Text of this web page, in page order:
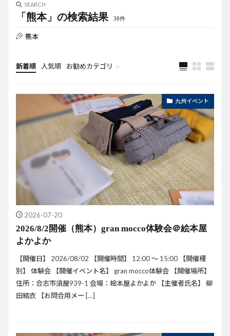
SEARCH
「熊本」の検索結果 38件
熊本
新着順 人気順 お勧めカテゴリ
イベント
おんぶの日マルシェ
九州イベント
2026-07-20
2026/8/2開催（熊本）gran mocco体験会＠絵本屋
よかよか
【開催日】 2026/08/02 【開催時間】 12:00 ～ 15:00 【開催種
別】 体験会 【開催イベント名】 gran mocco体験会 【開催場所】
住所：合志市須屋939-1 会場：絵本屋よかよか 【主催者氏名】 柳
田結衣 【お問合用メー […]